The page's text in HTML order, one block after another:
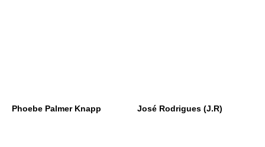
Phoebe Palmer Knapp José Rodrigues (J.R)